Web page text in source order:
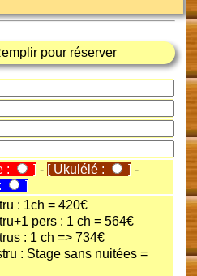
pour réserver
: ] - [ Ukulélé : ] -
]
: 1ch = 420€
pers : 1 ch = 564€
: 1 ch => 734€
: Stage sans nuitées =